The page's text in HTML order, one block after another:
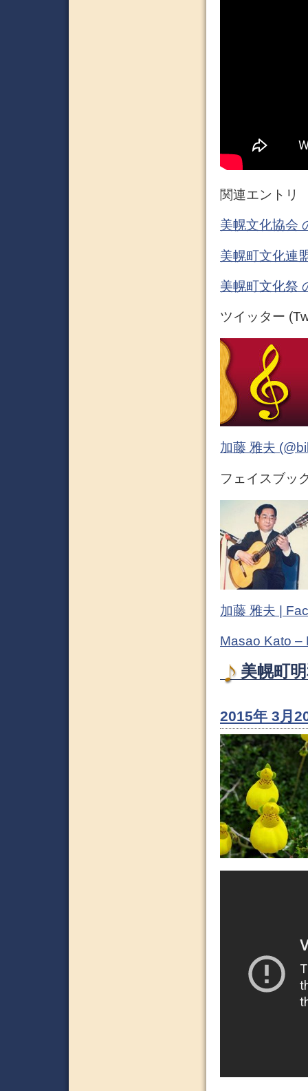
関連エントリ
美幌文化協会
美幌町文化連
美幌町文化祭
ツイッター
加藤 雅夫
フェイスブッ
加藤 雅夫 |
Masao Kato –
美幌町
2015年 3月